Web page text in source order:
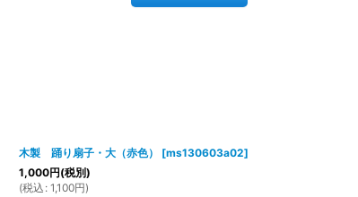
木製 踊り扇子・大（赤色） [ms130603a02]
1,000円(税別)
(税込 : 1,100円)